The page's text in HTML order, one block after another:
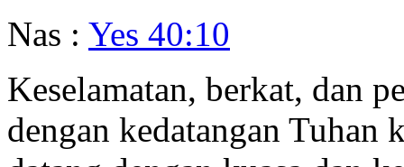
Nas : Yes 40:10
Keselamatan, berkat, dan
dengan kedatangan Tuhan